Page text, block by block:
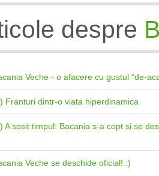
despre
Veche - o afacere cu gustul “de-
Franturi dintr-o viata hiperdinamica
A sosit timpul: Bacania s-a copt si se
Veche se deschide oficial! :)